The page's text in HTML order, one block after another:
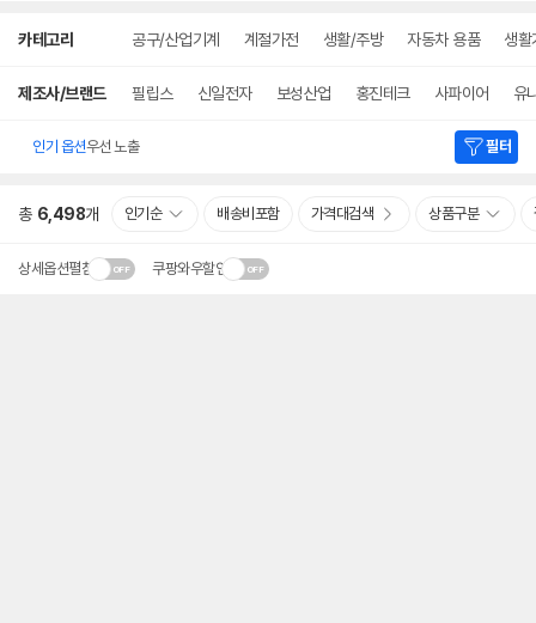
카테고리 공구/산업기계 계절가전 생활/주방 자동차 용품 생활
제조사/브랜드 필립스 신일전자 보성산업 홍진테크 사파이어 유
인기 옵션우선 노출 필터
총 6,498개 인기순 배송비포함 가격대검색 상품구분
상세옵션펼침 쿠팡와우할인